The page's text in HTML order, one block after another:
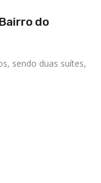
do
sendo duas suítes,